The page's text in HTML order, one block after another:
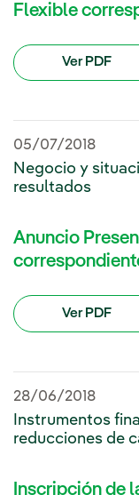
Flexible
Ver PDF
05/07/2018
Negocio y
resultados
Anuncio
Ver PDF
28/06/2018
Instrumentos
reducciones de
Inscripción de